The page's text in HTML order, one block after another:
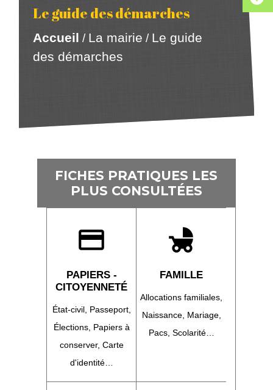
Le guide des démarches
Accueil / La mairie / Le guide
des démarches
FICHES PRATIQUES LES
PLUS CONSULTÉES
credit_card
PAPIERS -
CITOYENNETÉ
État-civil, Passeport,
Élections, Papiers à
conserver, Carte
d'identité…
child_friendly
FAMILLE
Allocations familiales,
Naissance, Mariage,
Pacs, Scolarité…